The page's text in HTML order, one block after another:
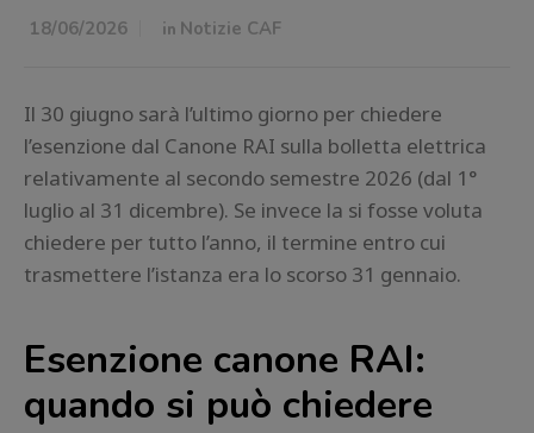
18/06/2026 in Notizie CAF
Il 30 giugno sarà l’ultimo giorno per chiedere
l’esenzione dal Canone RAI sulla bolletta elettrica
relativamente al secondo semestre 2026 (dal 1°
luglio al 31 dicembre). Se invece la si fosse voluta
chiedere per tutto l’anno, il termine entro cui
trasmettere l’istanza era lo scorso 31 gennaio.
Esenzione canone RAI:
quando si può chiedere